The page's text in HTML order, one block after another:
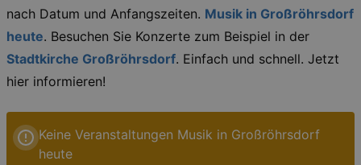
nach Datum und Anfangszeiten. Musik in Großröhrsdorf
heute. Besuchen Sie Konzerte zum Beispiel in der
Stadtkirche Großröhrsdorf. Einfach und schnell. Jetzt
hier informieren!
Keine Veranstaltungen Musik in Großröhrsdorf
heute